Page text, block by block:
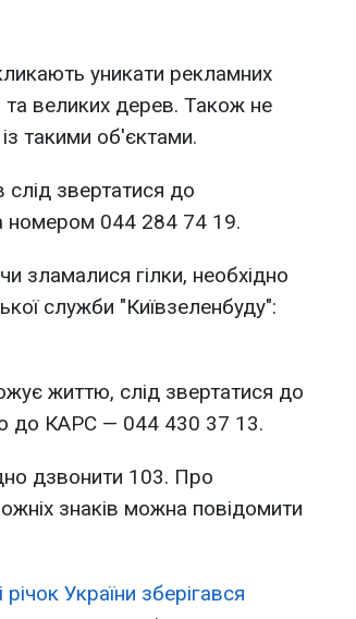
уникати рекламних
та великих дерев. Також не
такими об'єктами.
слід звертатися до
номером 044 284 74 19.
зламалися гілки, необхідно
служби "Київзеленбуду":
життю, слід звертатися до
до КАРС — 044 430 37 13.
дзвонити 103. Про
знаків можна повідомити
України зберігався